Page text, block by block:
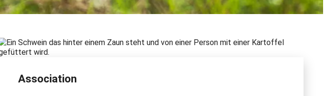
Association